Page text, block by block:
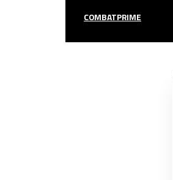
COMBATPRIME